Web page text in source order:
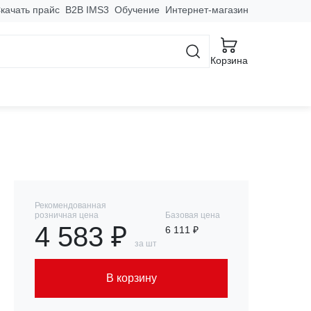
прайс B2B IMS3 Обучение Интернет-магазин
Корзина
Рекомендованная
розничная цена
4 583 ₽ за шт
Базовая цена
6 111 ₽
В корзину